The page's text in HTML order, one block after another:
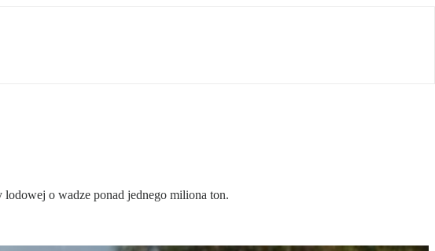
lodowej o wadze ponad jednego miliona ton.